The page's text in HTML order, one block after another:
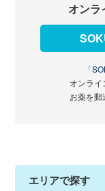
オンラ
「
オンライ
お薬を
エリアで探す